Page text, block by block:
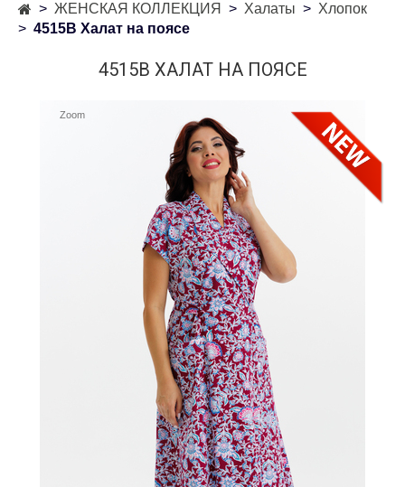
ЖЕНСКАЯ КОЛЛЕКЦИЯ Халаты
Хлопок
4515В Халат на поясе
4515В ХАЛАТ НА ПОЯСЕ
Zoom